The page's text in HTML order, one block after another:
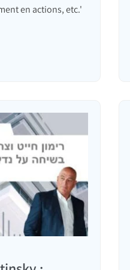
en actions, etc.'